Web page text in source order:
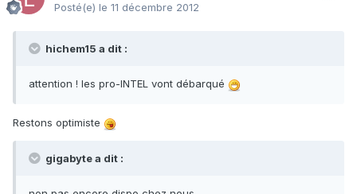
Posté(e) le 11 décembre 2012
hichem15 a dit :
attention ! les pro-INTEL vont débarqué
Restons optimiste
gigabyte a dit :